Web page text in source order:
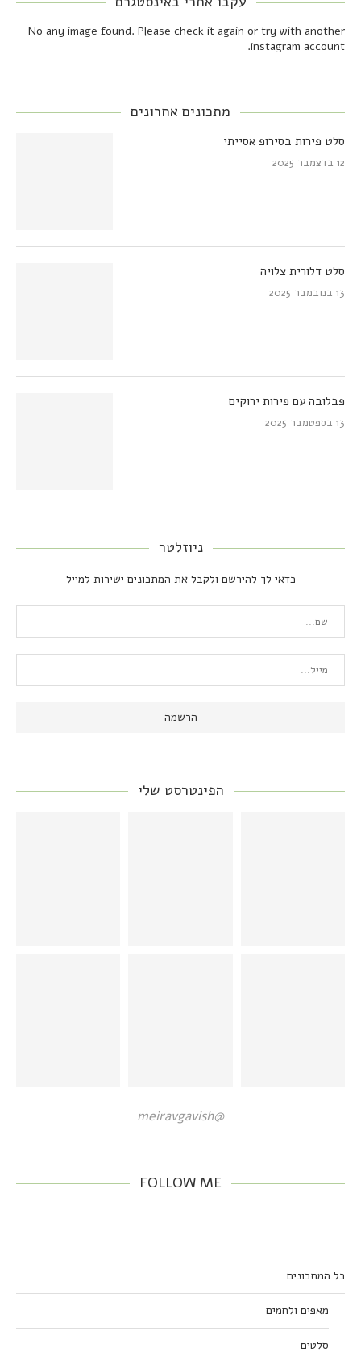
No any image found. Please check it again or try with another
instagram account.
מתכונים אחרונים
סלט פירות בסירופ אסייתי
12 בדצמבר 2025
סלט דלורית צלויה
13 בנובמבר 2025
פבלובה עם פירות ירוקים
13 בספטמבר 2025
ניוזלטר
כדאי לך להירשם ולקבל את המתכונים ישירות למייל
הפינטרסט שלי
@meiravgavish
FOLLOW ME
כל המתכונים
מאפים ולחמים
סלטים